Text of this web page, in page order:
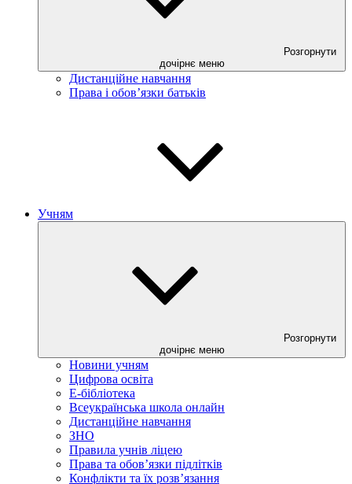
Розгорнути
дочірнє меню
Дистанційне навчання
Права і обов’язки батьків
Учням
Розгорнути
дочірнє меню
Новини учням
Цифрова освіта
E-бібліотека
Всеукраїнська школа онлайн
Дистанційне навчання
ЗНО
Правила учнів ліцею
Права та обов’язки підлітків
Конфлікти та їх розв’язання